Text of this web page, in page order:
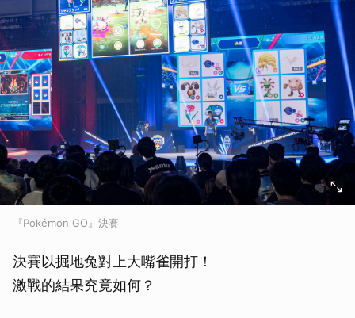
『Pokémon GO』決賽
決賽以掘地兔對上大嘴雀開打！
激戰的結果究竟如何？